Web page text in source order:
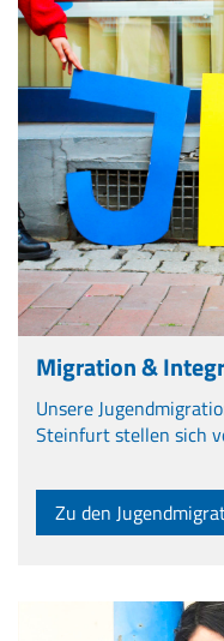
Migration &
Unsere
Steinfurt stellen sich
Zu den